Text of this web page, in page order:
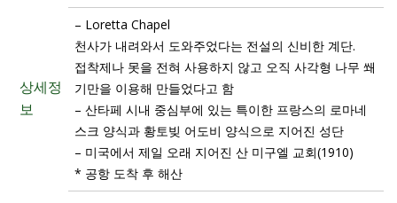
상세정
보
– Loretta Chapel
천사가 내려와서 도와주었다는 전설의 신비한 계단.
접착제나 못을 전혀 사용하지 않고 오직 사각형 나무 쐐
기만을 이용해 만들었다고 함
– 산타페 시내 중심부에 있는 특이한 프랑스의 로마네
스크 양식과 황토빚 어도비 양식으로 지어진 성단
– 미국에서 제일 오래 지어진 산 미구엘 교회(1910)
* 공항 도착 후 해산